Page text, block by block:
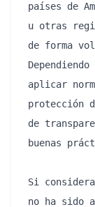
países de
u otras
de forma
aplicar
protección
de
buenas
Si
no ha sido